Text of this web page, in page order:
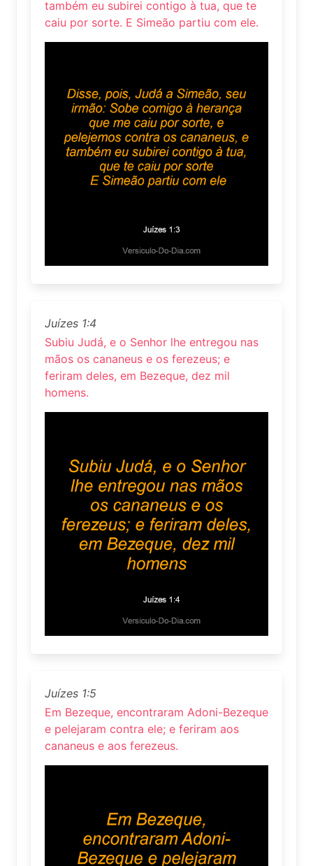
também eu subirei contigo à tua, que te
caiu por sorte. E Simeão partiu com ele.
Juízes 1:4
Subiu Judá, e o Senhor lhe entregou nas
mãos os cananeus e os ferezeus; e
feriram deles, em Bezeque, dez mil
homens.
Juízes 1:5
Em Bezeque, encontraram Adoni-Bezeque
e pelejaram contra ele; e feriram aos
cananeus e aos ferezeus.